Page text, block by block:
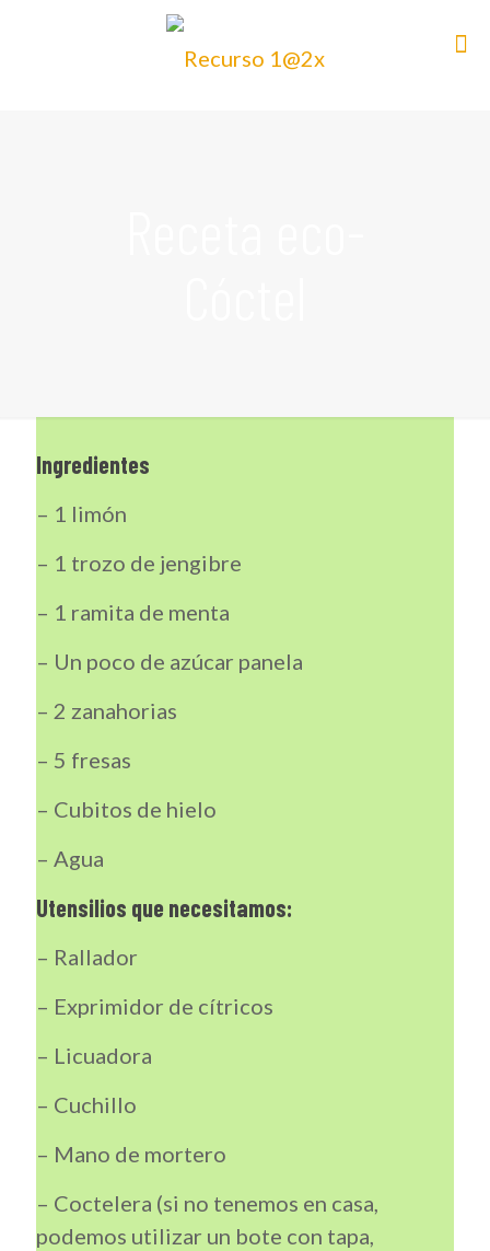
Ingredientes
– 1 limón
– 1 trozo de jengibre
– 1 ramita de menta
– Un poco de azúcar panela
– 2 zanahorias
– 5 fresas
– Cubitos de hielo
– Agua
Utensilios que necesitamos:
– Rallador
– Exprimidor de cítricos
– Licuadora
– Cuchillo
– Mano de mortero
– Coctelera (si no tenemos en casa,
podemos utilizar un bote con tapa,